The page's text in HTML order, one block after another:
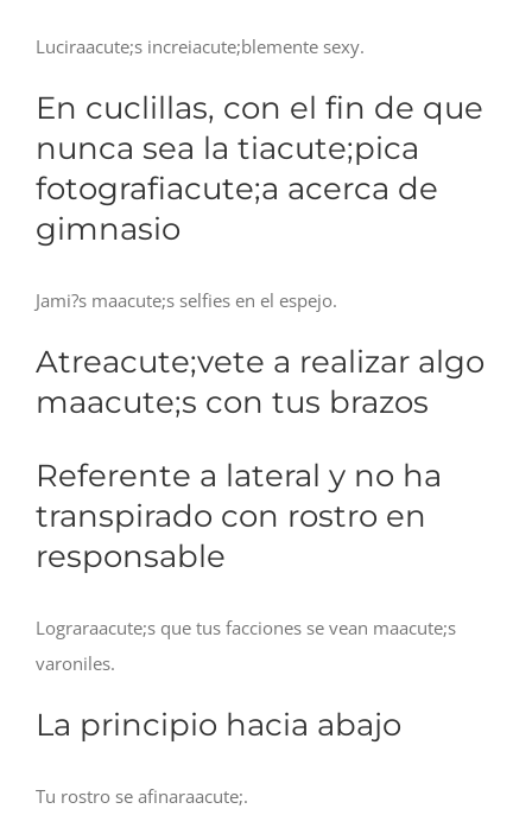
Luciraacute;s increiacute;blemente sexy.
En cuclillas, con el fin de que
nunca sea la tiacute;pica
fotografiacute;a acerca de
gimnasio
Jami?s maacute;s selfies en el espejo.
Atreacute;vete a realizar algo
maacute;s con tus brazos
Referente a lateral y no ha
transpirado con rostro en
responsable
Lograraacute;s que tus facciones se vean maacute;s
varoniles.
La principio hacia abajo
Tu rostro se afinaraacute;.